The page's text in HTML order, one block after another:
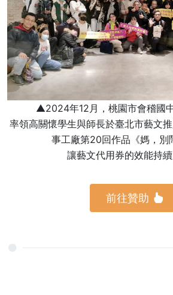
▲2024年12月，桃園市會稽國
率領高關懷學生與師長於臺北市藝文
事工廠第20回作品《媽，別
讓藝文代用券的效能持續
前往贊助